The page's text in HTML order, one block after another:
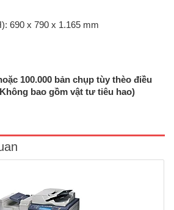
690 x 790 x 1.165 mm
100.000 bản chụp tùy thèo điều
bao gồm vật tư tiêu hao)
trắng đen,Tốc độ: 60 bản/phútBộ nạp và
đảo mặt bản sao (Duplex)Chức năng